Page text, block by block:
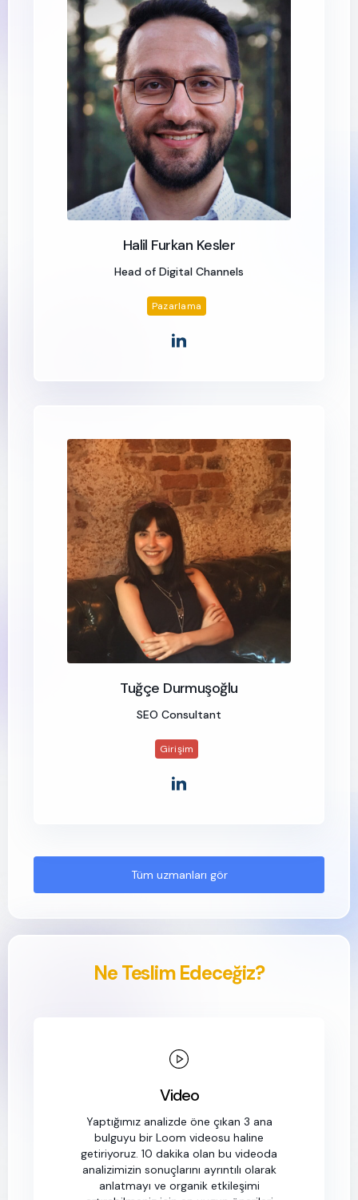
Halil Furkan Kesler
Head of Digital Channels
Pazarlama
Tuğçe Durmuşoğlu
SEO Consultant
Girişim
Tüm uzmanları gör
Ne Teslim Edeceğiz?
Video
Yaptığımız analizde öne çıkan 3 ana
bulguyu bir Loom videosu haline
getiriyoruz. 10 dakika olan bu videoda
analizimizin sonuçlarını ayrıntılı olarak
anlatmayı ve organik etkileşimi